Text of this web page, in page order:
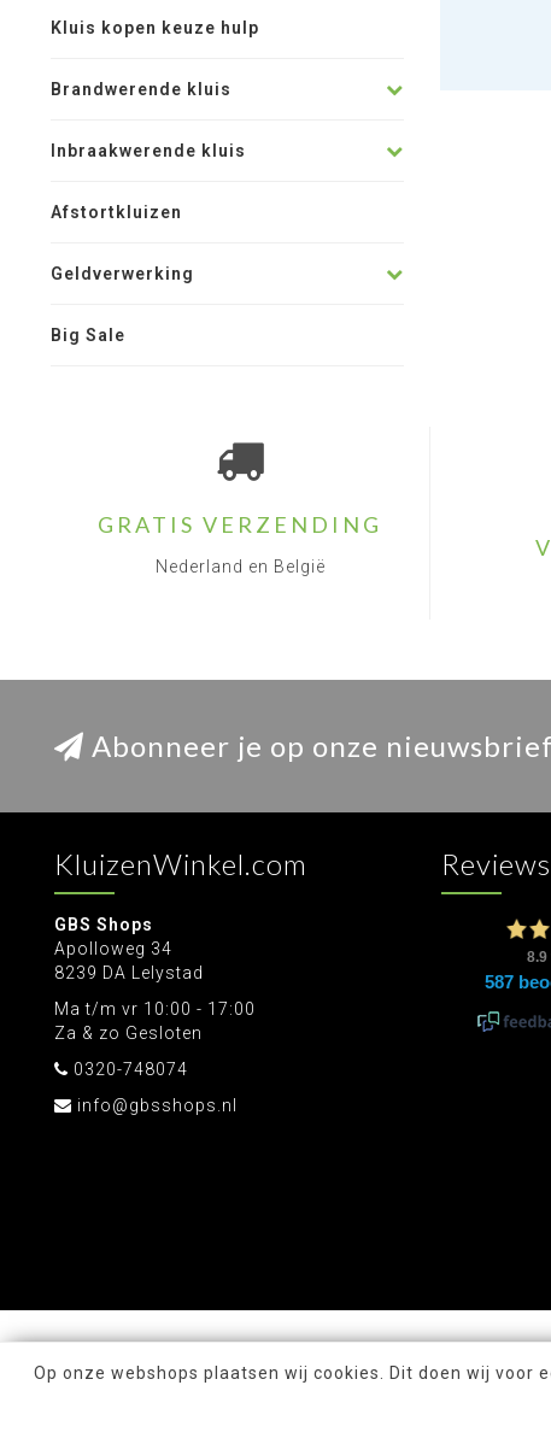
Kluis kopen keuze hulp
Brandwerende kluis
Inbraakwerende kluis
Afstortkluizen
Geldverwerking
Big Sale
GRATIS VERZENDING
Nederland en België
Abonneer je op onze nieuwsbrief
KluizenWinkel.com
GBS Shops
Apolloweg 34
8239 DA Lelystad
Ma t/m vr 10:00 - 17:00
Za & zo Gesloten
0320-748074
info@gbsshops.nl
Reviews
Op onze webshops plaatsen wij cookies. Dit doen wij